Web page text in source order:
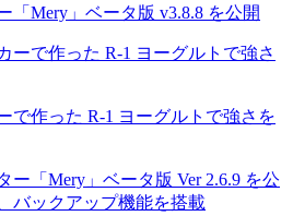
「Mery」ベータ版 v3.8.8 を公開
で作った R-1 ヨーグルトで強さを